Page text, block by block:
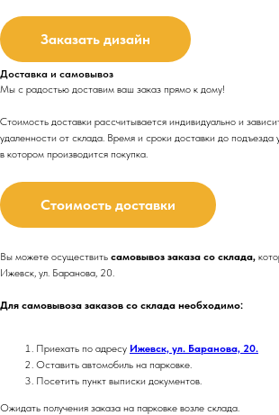
Заказать дизайн
Доставка и самовывоз
Мы с радостью доставим ваш заказ прямо к дому!
Стоимость доставки рассчитывается индивидуально и
удаленности от склада. Время и сроки доставки до подъезда
в котором производится покупка.
Стоимость доставки
Вы можете осуществить самовывоз заказа со склада,
Ижевск, ул. Баранова, 20.
Для самовывоза заказов со склада необходимо:
Приехать по адресу Ижевск, ул. Баранова, 20.
Оставить автомобиль на парковке.
Посетить пункт выписки документов.
Ожидать получения заказа на парковке возле склада.